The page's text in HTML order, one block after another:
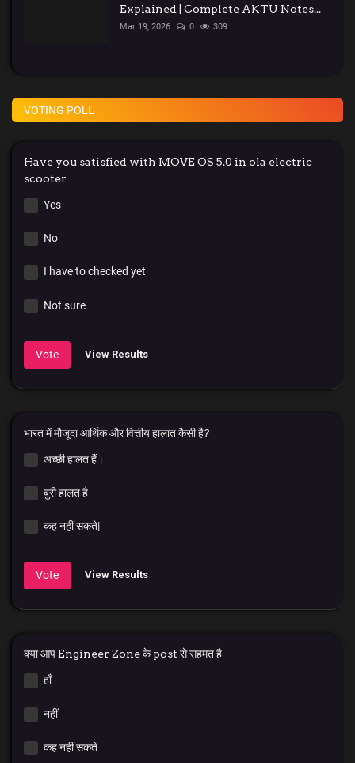
Explained | Complete AKTU Notes...
Mar 19, 2026 0 309
VOTING POLL
Have you satisfied with MOVE OS 5.0 in ola electric
scooter
Yes
No
I have to checked yet
Not sure
Vote View Results
भारत में मौजूदा आर्थिक और वित्तीय हालात कैसी है?
अच्छी हालत हैं।
बुरी हालत है
कह नहीं सकते|
Vote View Results
क्या आप Engineer Zone के post से सहमत है
हाँ
नहीं
कह नहीं सकते